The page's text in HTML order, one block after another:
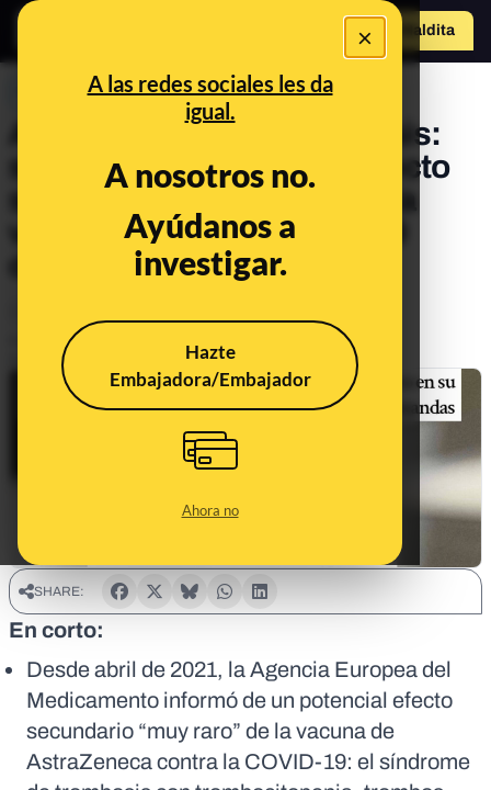
×
A las redes sociales les da
igual.
A nosotros no.
Ayúdanos a
investigar.
Hazte
Embajadora/Embajador
Ahora no
Hazte Maldito
PREBUNKING
AstraZeneca y las trombosis:
se conoce este posible efecto
secundario "muy raro" de la
vacuna contra la COVID-19
desde abril de 2021
Publicado el
Actualizado el
May 5, 2025, 9:48:00 AM
SHARE:
En corto:
Desde abril de 2021, la Agencia Europea del
Medicamento informó de un potencial efecto
secundario “muy raro” de la vacuna de
AstraZeneca contra la COVID-19: el síndrome